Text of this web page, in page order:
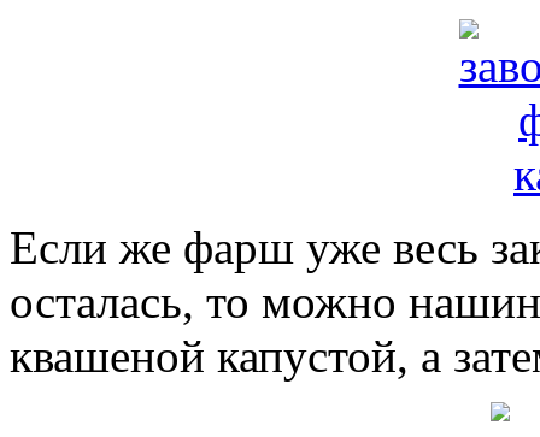
Если же фарш уже весь
осталась, то можно
квашеной капустой, а